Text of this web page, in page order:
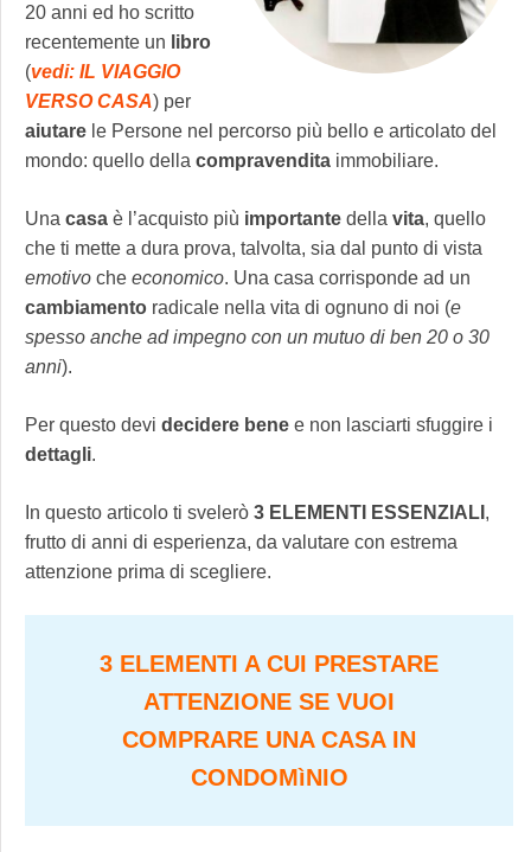
20 anni ed ho scritto
recentemente un libro
(vedi: IL VIAGGIO
VERSO CASA) per
aiutare le Persone nel percorso più bello e articolato del
mondo: quello della compravendita immobiliare.
Una casa è l’acquisto più importante della vita, quello
che ti mette a dura prova, talvolta, sia dal punto di vista
emotivo che economico. Una casa corrisponde ad un
cambiamento radicale nella vita di ognuno di noi (e
spesso anche ad impegno con un mutuo di ben 20 o 30
anni).
Per questo devi decidere bene e non lasciarti sfuggire i
dettagli.
In questo articolo ti svelerò 3 ELEMENTI ESSENZIALI ,
frutto di anni di esperienza, da valutare con estrema
attenzione prima di scegliere.
3 ELEMENTI A CUI PRESTARE
ATTENZIONE SE VUOI
COMPRARE UNA CASA IN
CONDOMìNIO